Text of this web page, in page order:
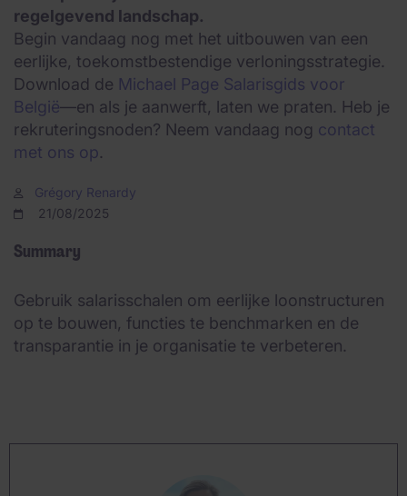
regelgevend landschap.
Begin vandaag nog met het uitbouwen van een
eerlijke, toekomstbestendige verloningsstrategie.
Download de Michael Page Salarisgids voor
België—en als je aanwerft, laten we praten. Heb je
rekruteringsnoden? Neem vandaag nog contact
met ons op.
Grégory Renardy
21/08/2025
Summary
Gebruik salarisschalen om eerlijke loonstructuren
op te bouwen, functies te benchmarken en de
transparantie in je organisatie te verbeteren.